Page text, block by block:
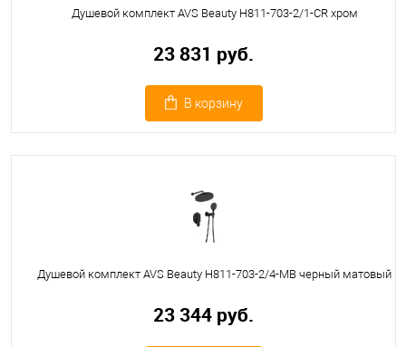
Душевой комплект AVS Beauty Н811-703-2/1-CR хром
23 831 руб.
В корзину
Душевой комплект AVS Beauty Н811-703-2/4-MB черный матовый
23 344 руб.